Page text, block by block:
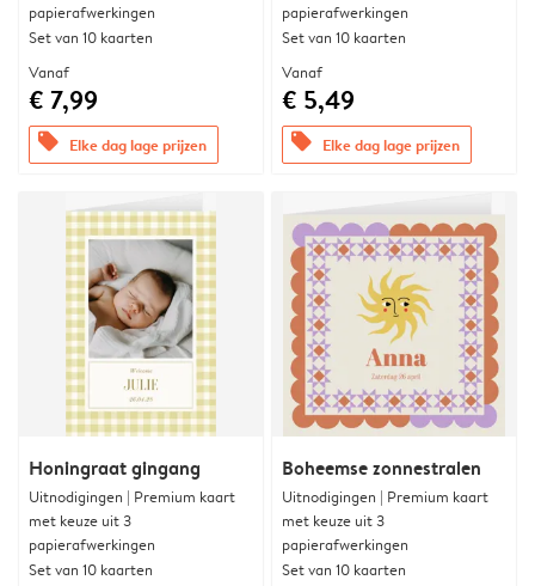
papierafwerkingen
Set van 10 kaarten
Vanaf
€ 7,99
offers Elke dag lage prijzen
papierafwerkingen
Set van 10 kaarten
Vanaf
€ 5,49
offers Elke dag lage prijzen
Honingraat gingang
Uitnodigingen | Premium kaart
met keuze uit 3
papierafwerkingen
Set van 10 kaarten
Boheemse zonnestralen
Uitnodigingen | Premium kaart
met keuze uit 3
papierafwerkingen
Set van 10 kaarten